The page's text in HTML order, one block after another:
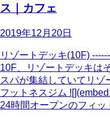
ス｜カフェ
2019年12月20日
リゾートデッキ(10F)
10F、リゾートデッキは
スパが集結していてリゾ
フットネスジム
24時間オープンのフィ